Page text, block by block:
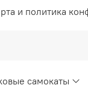
и политика
самокаты